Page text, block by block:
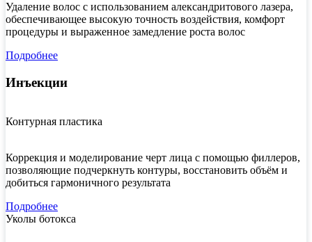
Удаление волос с использованием александритового лазера,
обеспечивающее высокую точность воздействия, комфорт
процедуры и выраженное замедление роста волос
Подробнее
Инъекции
Контурная пластика
Коррекция и моделирование черт лица с помощью филлеров,
позволяющие подчеркнуть контуры, восстановить объём и
добиться гармоничного результата
Подробнее
Уколы ботокса